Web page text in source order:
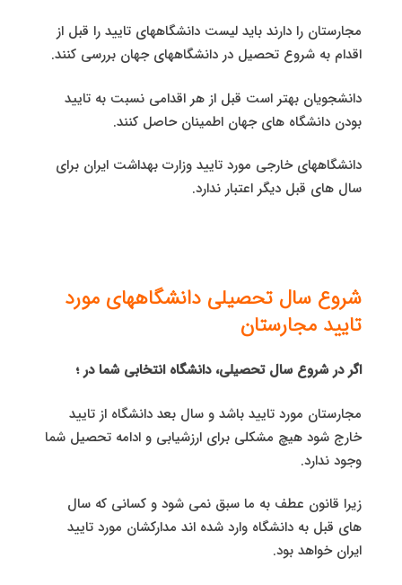
مجارستان را دارند باید لیست دانشگاههای تایید را قبل از
اقدام به شروع تحصیل در دانشگاههای جهان بررسی کنند.
دانشجویان بهتر است قبل از هر اقدامی نسبت به تایید
بودن دانشگاه های جهان اطمینان حاصل کنند.
دانشگاههای خارجی مورد تایید وزارت بهداشت ایران برای
سال های قبل دیگر اعتبار ندارد.
شروع سال تحصیلی دانشگاههای مورد
تایید مجارستان
اگر در شروع سال تحصیلی، دانشگاه انتخابی شما در ؛
مجارستان مورد تایید باشد و سال بعد دانشگاه از تایید
خارج شود هیچ مشکلی برای ارزشیابی و ادامه تحصیل شما
وجود ندارد.
زیرا قانون عطف به ما سبق نمی شود و کسانی که سال
های قبل به دانشگاه وارد شده اند مدارکشان مورد تایید
ایران خواهد بود.